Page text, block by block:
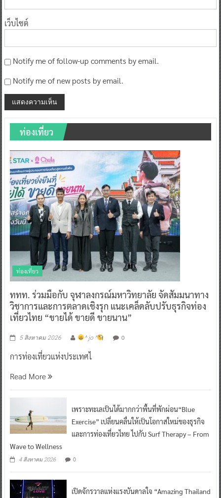
เว็บไซต์
Notify me of follow-up comments by email.
Notify me of new posts by email.
ท่องเที่ยว
ท่องเที่ยว
ททท. ร่วมมือกับ จุฬาลงกรณ์มหาวิทยาลัย จัดสัมมนาทาง
วิชาการและการตลาดเชิงรุก แนะเคล็ดลับปรับธุรกิจท่อง
เที่ยวไทย “ขายได้ ขายดี ขายนาน”
5 สิงหาคม 2026 ^ jo ^ 0
การท่องเที่ยวแห่งประเทศไ
Read More
เพราะทะเลเป็นได้มากกว่าพื้นที่พักผ่อน“Blue
Exercise” เปลี่ยนคลื่นให้เป็นโอกาสใหม่ของธุรกิจ
และการท่องเที่ยวไทย ไปกับ Surf Therapy – From
Wave to Wellness
4 สิงหาคม 2026 0
เปิดจักรวาลแห่งแรงบันดาลใจ “Amazing Thailand